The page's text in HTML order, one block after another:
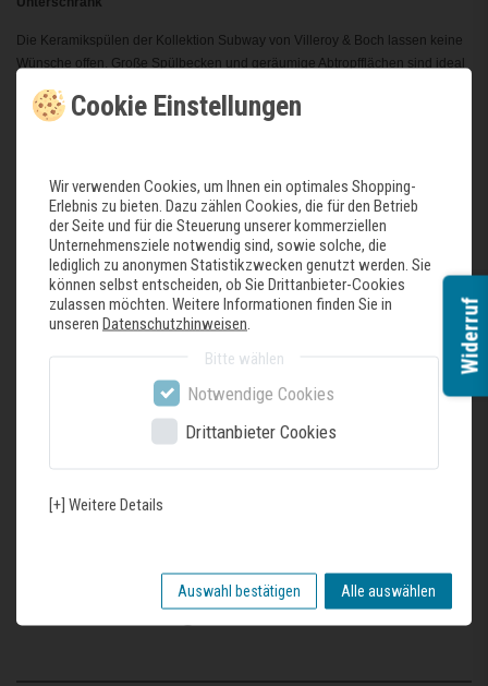
Die Keramikspülen der Kollektion Subway von Villeroy & Boch lassen keine
Wünsche offen. Große Spülbecken und geräumige Abtropfflächen sind ideal
minimalistischen Modell als Unterbau-Variante oder Einzelbecken. Dank
Subway von Villeroy & Boch: klares Design für jeden Tag
Hochwertige Keramikspülen aus 100 % natürlichen Rohstoffen
Spaß beim Abwasch dank höchster Funktionalität der Abtropffläche
Klassischer aufliegender Einbau der Keramikspüle
Technische Angaben:
Breite 780mm
Becken links und rechts möglich
Der Lieferumfang beinhaltet folgendes:
1 x Spüle
Zuletzt gesehene Produkte
Cookie Einstellungen
Wir verwenden Cookies, um Ihnen ein optimales Shopping-
Erlebnis zu bieten. Dazu zählen Cookies, die für den Betrieb
der Seite und für die Steuerung unserer kommerziellen
Unternehmensziele notwendig sind, sowie solche, die
lediglich zu anonymen Statistikzwecken genutzt werden. Sie
können selbst entscheiden, ob Sie Drittanbieter-Cookies
zulassen möchten. Weitere Informationen finden Sie in
unseren Datenschutzhinweisen
Bitte wählen
Notwendige Cookies
Drittanbieter Cookies
[+] Weitere Details
Auswahl bestätigen Alle auswählen
Widerruf